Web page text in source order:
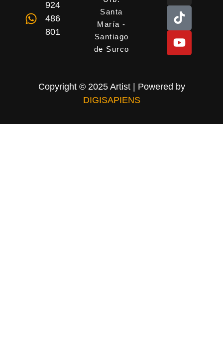
924
486
801
Santa
María -
Santiago
de Surco
Copyright © 2025 Artist | Powered by
DIGISAPIENS